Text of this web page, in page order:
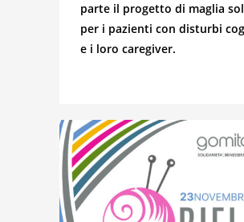
parte il progetto di maglia
per i pazienti con disturbi
e i loro caregiver.